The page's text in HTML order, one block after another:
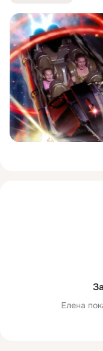
Елена